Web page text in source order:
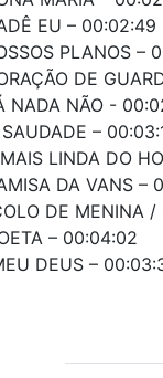
EU – 00:02:49
PLANOS –
DE
NADA NÃO -
SAUDADE –
LINDA DO
DA VANS –
DE MENINA
– 00:04:02
DEUS –